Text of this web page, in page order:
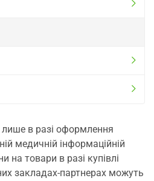
лише в разі оформлення
медичній інформаційній
на товари в разі купівлі
закладах-партнерах можуть